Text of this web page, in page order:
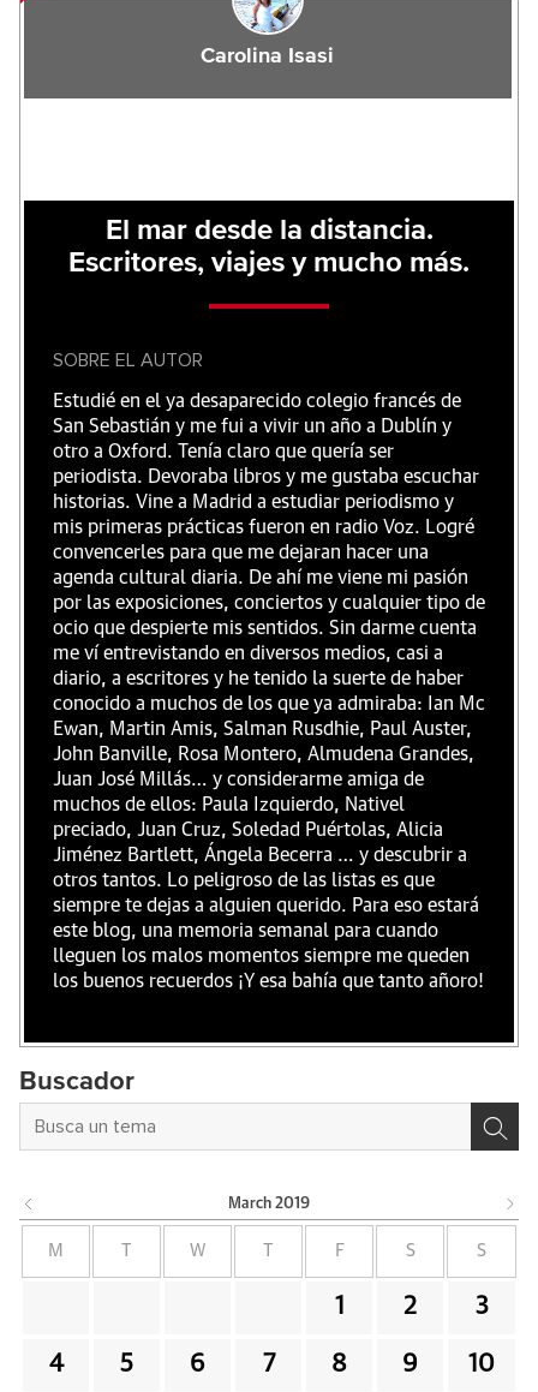
Carolina Isasi
El mar desde la distancia.
Escritores, viajes y mucho más.
SOBRE EL AUTOR
Estudié en el ya desaparecido colegio francés de
San Sebastián y me fui a vivir un año a Dublín y
otro a Oxford. Tenía claro que quería ser
periodista. Devoraba libros y me gustaba escuchar
historias. Vine a Madrid a estudiar periodismo y
mis primeras prácticas fueron en radio Voz. Logré
convencerles para que me dejaran hacer una
agenda cultural diaria. De ahí me viene mi pasión
por las exposiciones, conciertos y cualquier tipo de
ocio que despierte mis sentidos. Sin darme cuenta
me ví entrevistando en diversos medios, casi a
diario, a escritores y he tenido la suerte de haber
conocido a muchos de los que ya admiraba: Ian Mc
Ewan, Martin Amis, Salman Rusdhie, Paul Auster,
John Banville, Rosa Montero, Almudena Grandes,
Juan José Millás… y considerarme amiga de
muchos de ellos: Paula Izquierdo, Nativel
preciado, Juan Cruz, Soledad Puértolas, Alicia
Jiménez Bartlett, Ángela Becerra … y descubrir a
otros tantos. Lo peligroso de las listas es que
siempre te dejas a alguien querido. Para eso estará
este blog, una memoria semanal para cuando
lleguen los malos momentos siempre me queden
los buenos recuerdos ¡Y esa bahía que tanto añoro!
Buscador
March 2019
M W F S S
1 2 3
4 5 6 7 8 9 10